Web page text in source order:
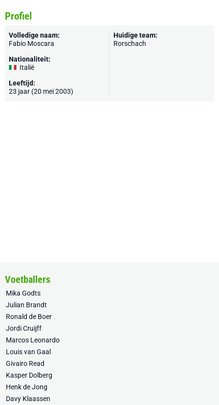
Profiel
Volledige naam:
Fabio Moscara
Nationaliteit:
Italië
Leeftijd:
23 jaar (20 mei 2003)
Huidige team:
Rorschach
Voetballers
Mika Godts
Julian Brandt
Ronald de Boer
Jordi Cruijff
Marcos Leonardo
Louis van Gaal
Givairo Read
Kasper Dolberg
Henk de Jong
Davy Klaassen